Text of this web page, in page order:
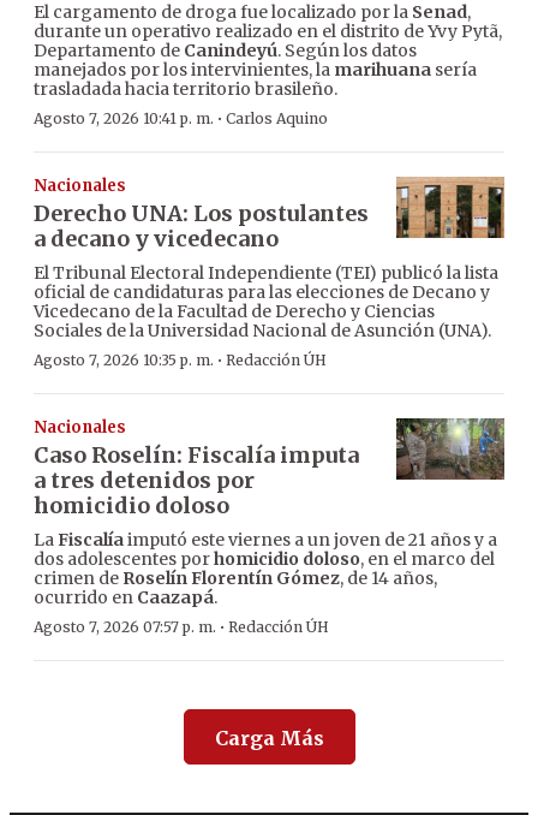
El cargamento de droga fue localizado por la Senad,
durante un operativo realizado en el distrito de Yvy Pytã,
Departamento de Canindeyú. Según los datos
manejados por los intervinientes, la marihuana sería
trasladada hacia territorio brasileño.
Agosto 7, 2026 10:41 p. m. · Carlos Aquino
Nacionales
Derecho UNA: Los postulantes
a decano y vicedecano
El Tribunal Electoral Independiente (TEI) publicó la lista
oficial de candidaturas para las elecciones de Decano y
Vicedecano de la Facultad de Derecho y Ciencias
Sociales de la Universidad Nacional de Asunción (UNA).
Agosto 7, 2026 10:35 p. m. · Redacción ÚH
Nacionales
Caso Roselín: Fiscalía imputa
a tres detenidos por
homicidio doloso
LaFiscalíaimputó este viernes a un joven de 21 años y a
dos adolescentes porhomicidio doloso, en el marco del
crimen de Roselín Florentín Gómez, de 14 años,
ocurrido en Caazapá.
Agosto 7, 2026 07:57 p. m. · Redacción ÚH
Carga Más